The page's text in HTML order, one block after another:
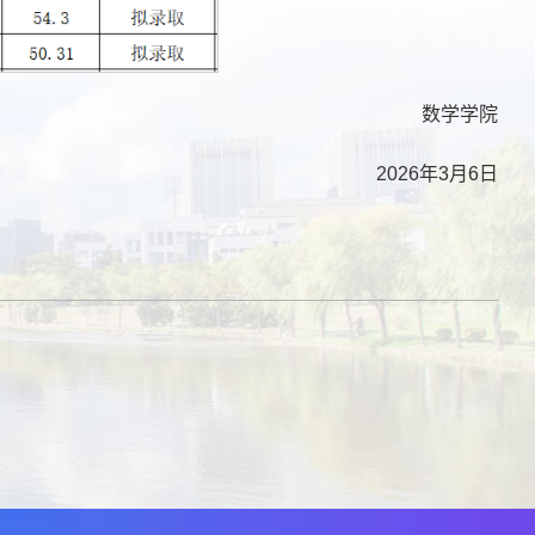
数学学院
2026年3月6日